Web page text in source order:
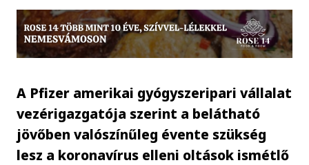
A Pfizer amerikai gyógyszeripari vállalat
vezérigazgatója szerint a belátható
jövőben valószínűleg évente szükség
lesz a koronavírus elleni oltások ismétlő